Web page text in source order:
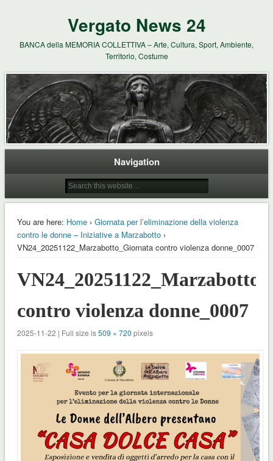
Vergato News 24
BANCA della MEMORIA COLLETTIVA – Arte, Cultura, Sport, Ambiente,
Territorio, Costume
Navigation
You are here: Home› Giornata per l’eliminazione della violenza
contro le donne – Iniziative a Marzabotto›
VN24_20251122_Marzabotto_Giornata contro violenza donne_0007
contro violenza donne_0007
2025-11-22 | Full size is509 × 720 pixels